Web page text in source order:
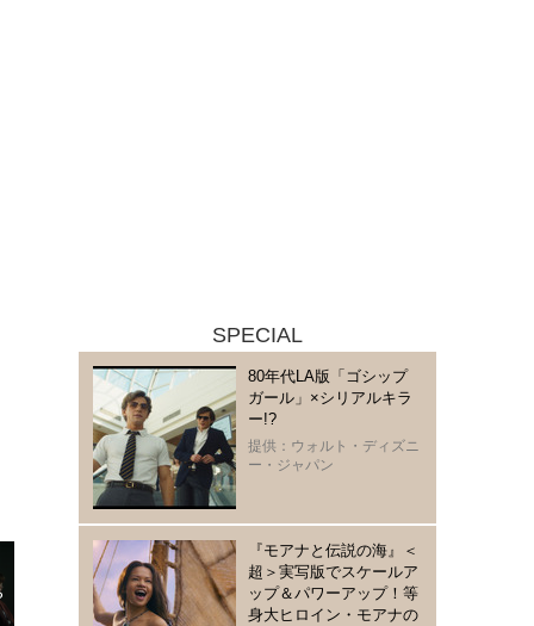
SPECIAL
80年代LA版「ゴシップ
ガール」×シリアルキラ
ー!?
提供：ウォルト・ディズニ
ー・ジャパン
『モアナと伝説の海』＜
超＞実写版でスケールア
ップ＆パワーアップ！等
身大ヒロイン・モアナの